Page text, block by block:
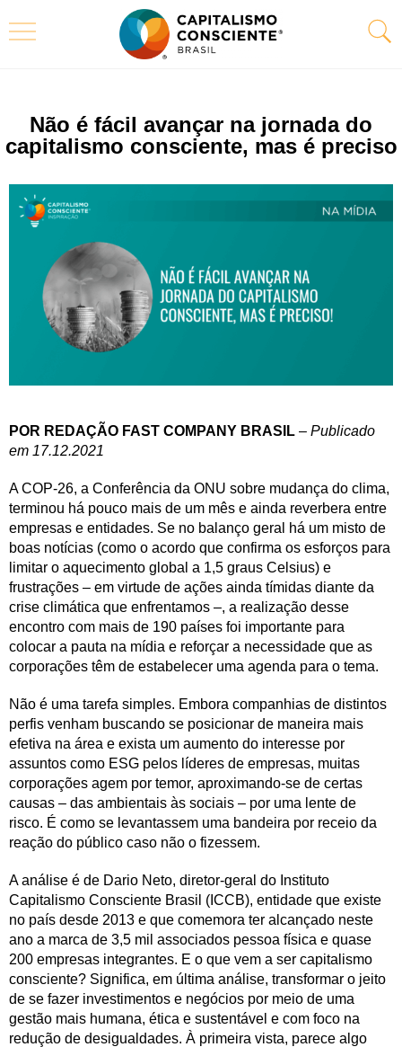
Não é fácil avançar na jornada do
capitalismo consciente, mas é preciso
POR REDAÇÃO FAST COMPANY BRASIL – Publicado
em 17.12.2021
A COP-26, a Conferência da ONU sobre mudança do clima,
terminou há pouco mais de um mês e ainda reverbera entre
empresas e entidades. Se no balanço geral há um misto de
boas notícias (como o acordo que confirma os esforços para
limitar o aquecimento global a 1,5 graus Celsius) e
frustrações – em virtude de ações ainda tímidas diante da
crise climática que enfrentamos –, a realização desse
encontro com mais de 190 países foi importante para
colocar a pauta na mídia e reforçar a necessidade que as
corporações têm de estabelecer uma agenda para o tema.
Não é uma tarefa simples. Embora companhias de distintos
perfis venham buscando se posicionar de maneira mais
efetiva na área e exista um aumento do interesse por
assuntos como ESG pelos líderes de empresas, muitas
corporações agem por temor, aproximando-se de certas
causas – das ambientais às sociais – por uma lente de
risco. É como se levantassem uma bandeira por receio da
reação do público caso não o fizessem.
A análise é de Dario Neto, diretor-geral do Instituto
Capitalismo Consciente Brasil (ICCB), entidade que existe
no país desde 2013 e que comemora ter alcançado neste
ano a marca de 3,5 mil associados pessoa física e quase
200 empresas integrantes. E o que vem a ser capitalismo
consciente? Significa, em última análise, transformar o jeito
de se fazer investimentos e negócios por meio de uma
gestão mais humana, ética e sustentável e com foco na
redução de desigualdades. À primeira vista, parece algo